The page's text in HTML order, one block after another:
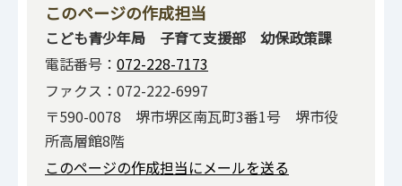
このページの作成担当
こども青少年局 子育て支援部 幼保政策課
電話番号： 072-228-7173
ファクス：072-222-6997
〒590-0078 堺市堺区南瓦町3番1号 堺市役
所高層館8階
このページの作成担当にメールを送る